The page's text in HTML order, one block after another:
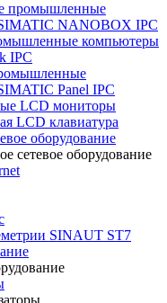
промышленные
NANOBOX IPC
компьютеры
IPC
Panel IPC
LCD мониторы
LCD клавиатура
оборудование
сетевое оборудование
SINAUT ST7